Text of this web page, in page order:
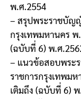
พ.ศ.2554
– สรุปพระราชบัญ
กรุงเทพมหานคร พ
(ฉบับที่ 6) พ.ศ
– แนวข้อสอบพระ
ราชการกรุงเทพม
เติมถึง (ฉบับที่ 6)